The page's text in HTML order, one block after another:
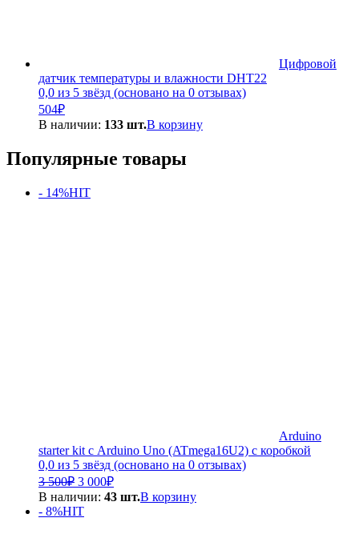
Цифровой
датчик температуры и влажности DHT22
0,0 из 5 звёзд (основано на 0 отзывах)
504₽
В наличии: 133 шт.В корзину
Популярные товары
- 14%HIT
Arduino
starter kit с Arduino Uno (ATmega16U2) с коробкой
0,0 из 5 звёзд (основано на 0 отзывах)
3 500₽ Первоначальная
цена
составляла
3
3 000₽Текущая
цена:
В наличии: 43 шт.В корзину
- 8%HIT